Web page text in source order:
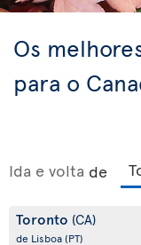
Os
para o
Ida e volta de
Toronto (CA)
de Lisboa(PT)